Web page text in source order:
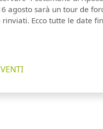
agosto sarà un tour de
Ecco tutte le date